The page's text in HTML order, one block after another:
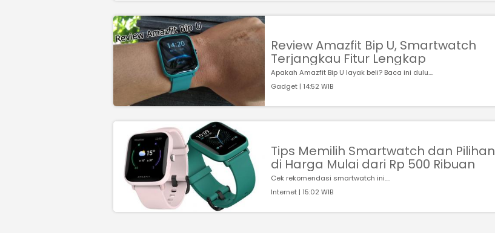
Review Amazfit Bip U, Smartwatch
Terjangkau Fitur Lengkap
Apakah Amazfit Bip U layak beli? Baca ini dulu....
Gadget | 14:52 WIB
Tips Memilih Smartwatch dan Pilihan
di Harga Mulai dari Rp 500 Ribuan
Cek rekomendasi smartwatch ini....
Internet | 15:02 WIB